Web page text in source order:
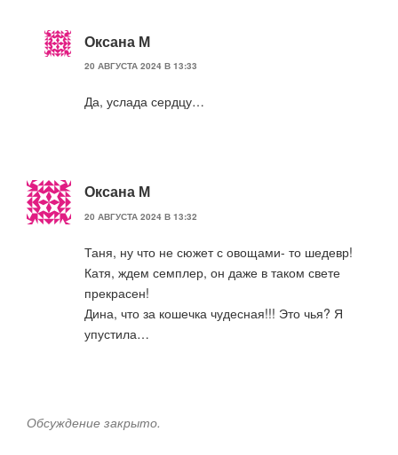
Оксана М
20 АВГУСТА 2024 В 13:33
Да, услада сердцу…
Оксана М
20 АВГУСТА 2024 В 13:32
Таня, ну что не сюжет с овощами- то шедевр!
Катя, ждем семплер, он даже в таком свете
прекрасен!
Дина, что за кошечка чудесная!!! Это чья? Я
упустила…
Обсуждение закрыто.